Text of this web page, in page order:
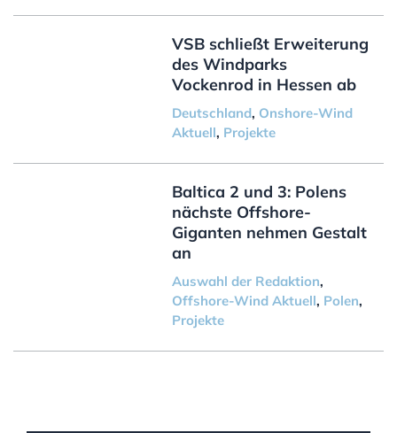
VSB schließt Erweiterung
des Windparks
Vockenrod in Hessen ab
Deutschland, Onshore-Wind
Aktuell, Projekte
Baltica 2 und 3: Polens
nächste Offshore-
Giganten nehmen Gestalt
an
Auswahl der Redaktion,
Offshore-Wind Aktuell, Polen,
Projekte